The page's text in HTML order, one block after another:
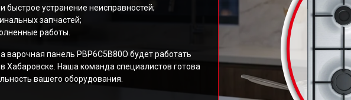
быстрое устранение неисправностей;
запчастей;
работы.
варочная панель PBP6C5B80O будет работать
Хабаровске. Наша команда специалистов готова
вашего оборудования.